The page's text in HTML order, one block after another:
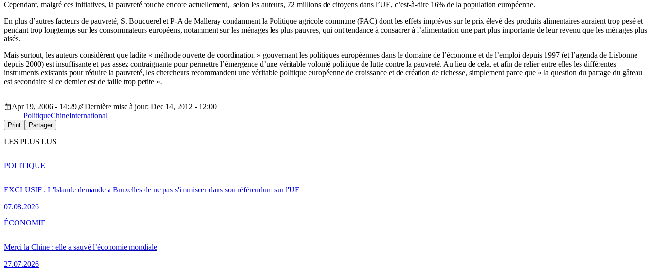
Cependant, malgré ces initiatives, la pauvreté touche encore actuellement, selon les auteurs, 72 millions de citoyens dans l’UE, c’est-à-dire 16% de la population européenne.
En plus d’autres facteurs de pauvreté, S. Bouquerel et P-A de Malleray condamnent la Politique agricole commune (PAC) dont les effets imprévus sur le prix élevé des produits alimentaires auraient trop pesé et
pendant trop longtemps sur les consommateurs européens, notamment sur les ménages les plus pauvres, qui ont tendance à consacrer à l’alimentation une part plus importante de leur revenu que les ménages plus
aisés.
Mais surtout, les auteurs considèrent que ladite « méthode ouverte de coordination » gouvernant les politiques européennes dans le domaine de l’économie et de l’emploi depuis 1997 (et l’agenda de Lisbonne
depuis 2000) est insuffisante et pas assez contraignante pour permettre l’émergence d’une véritable volonté politique de lutte contre la pauvreté. Au lieu de cela, et afin de relier entre elles les différentes
instruments existants pour réduire la pauvreté, les chercheurs recommandent une véritable politique européenne de croissance et de création de richesse, simplement parce que « la question du partage du gâteau
est secondaire si ce dernier est de taille trop petite ».
Apr 19, 2006 - 14:29
Dernière mise à jour: Dec 14, 2012 - 12:00
PolitiqueChineInternational
Print Partager
LES PLUS LUS
EXCLUSIF : L'Islande demande à Bruxelles de ne pas s'immiscer dans son référendum sur l'UE
07.08.2026
POLITIQUE
Merci la Chine : elle a sauvé l’économie mondiale
27.07.2026
ÉCONOMIE